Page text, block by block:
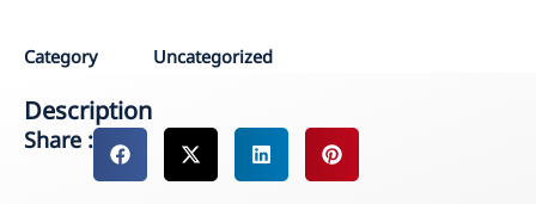
Category Uncategorized
Description
Share :